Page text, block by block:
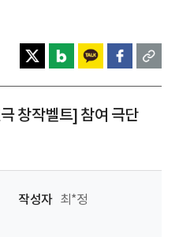
창작벨트] 참여 극단
작성자 최*정